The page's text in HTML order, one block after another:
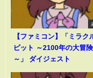
【ファミコン】「ミラク
ピット ～2100年の大冒険
～」 ダイジェスト